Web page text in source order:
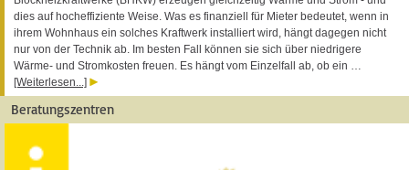
dies auf hocheffiziente Weise. Was es finanziell für Mieter bedeutet, wenn in
ihrem Wohnhaus ein solches Kraftwerk installiert wird, hängt dagegen nicht
nur von der Technik ab. Im besten Fall können sie sich über niedrigere
Wärme- und Stromkosten freuen. Es hängt vom Einzelfall ab, ob ein …
[Weiterlesen...]
Beratungszentren